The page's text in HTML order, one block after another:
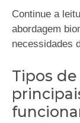
Continue a
abordagem
necessidades
Tipos